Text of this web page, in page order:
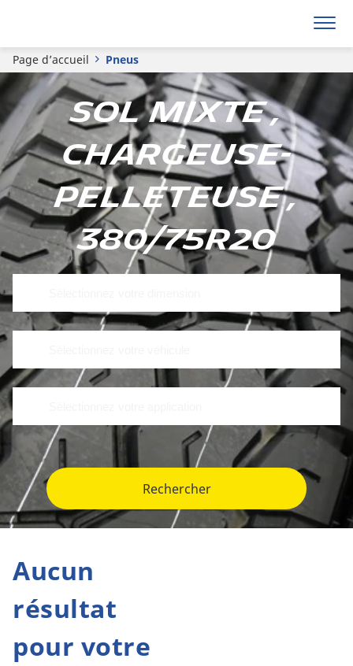
Page d’accueil Pneus
Sol mixte ,
Chargeuse-
pelleteuse ,
380/75R20
Rechercher
Aucun
résultat
pour votre